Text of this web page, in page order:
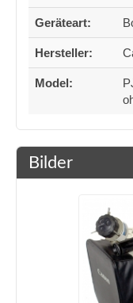
Geräteart:
Hersteller:
Model:
Bilder